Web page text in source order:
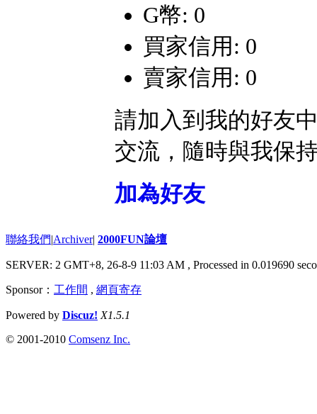
G幣: 0
買家信用: 0
賣家信用: 0
請加入到我的好友
交流，隨時與我保
加為好友
聯絡我們|Archiver| 2000FUN論壇
SERVER: 2 GMT+8, 26-8-9 11:03 AM , Processed in 0.019690
Sponsor： 工作間 , 網頁寄存
Powered by Discuz! X1.5.1
© 2001-2010 Comsenz Inc.